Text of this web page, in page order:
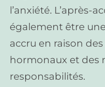
l’anxiété. L’après-
également être
accru en raison
hormonaux et des
responsabilités.